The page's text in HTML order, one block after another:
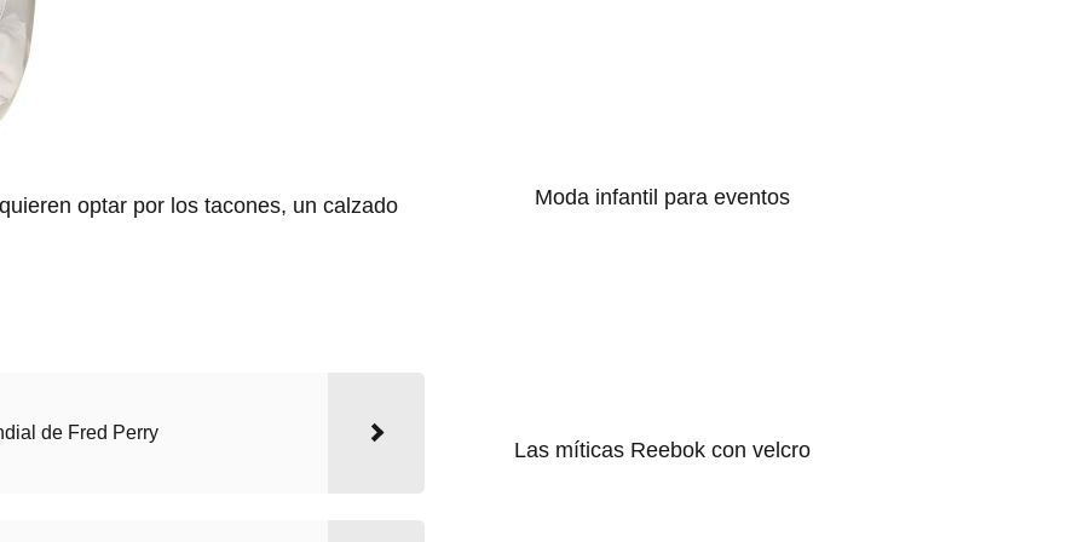
optar por los tacones, un calzado
de Fred Perry
Moda infantil para eventos
Las míticas Reebok con velcro